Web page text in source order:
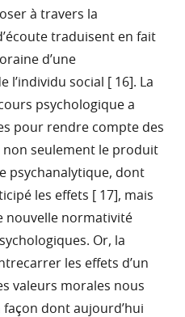
à travers la
traduisent en fait
d’une
social [ 16]. La
psychologique a
pour rendre compte des
non seulement le produit
psychanalytique, dont
les effets [ 17], mais
nouvelle normativité
Or, la
les effets d’un
valeurs morales nous
dont aujourd’hui